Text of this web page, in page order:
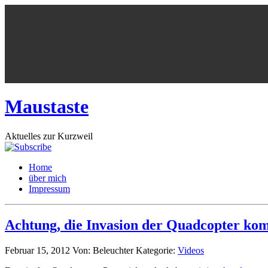
Maustaste
Aktuelles zur Kurzweil
Home
über mich
Impressum
Achtung, die Invasion der Quadcopter
Februar 15, 2012 Von: BeleuchterKategorie: Videos